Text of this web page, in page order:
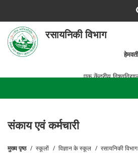
main
content
रसायनिकी विभाग
हेमवती नंदन बहुगुणा
एक केंद्रीय
संकाय एवं कर्मचारी
मुख्य पृष्ठ स्कूलों विज्ञान के स्कूल रसायनिकी विभाग